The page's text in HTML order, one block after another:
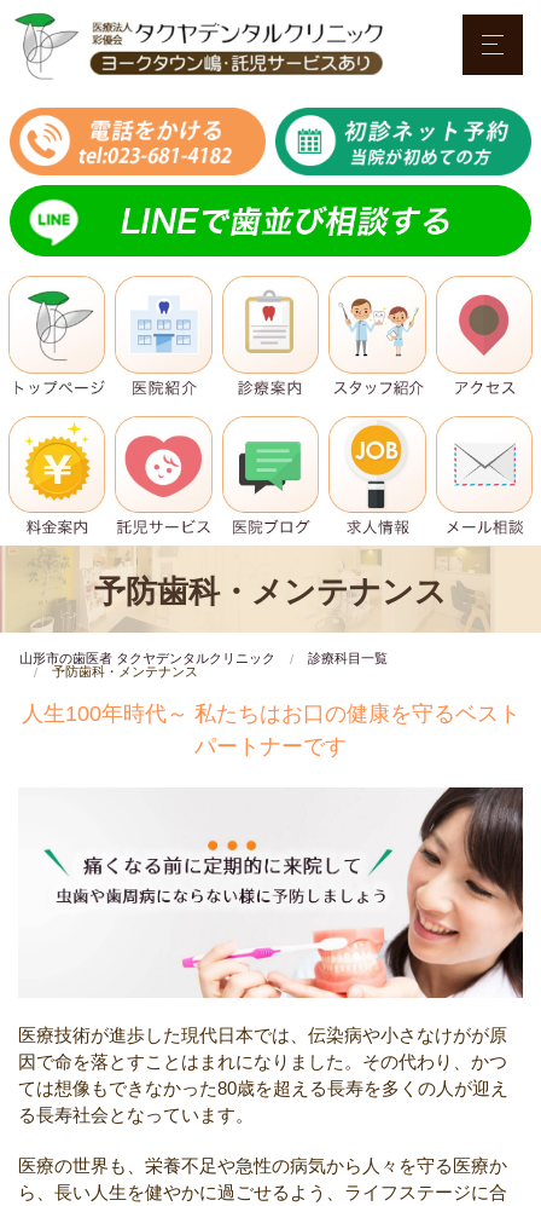
予防歯科・メンテナンス
山形市の歯医者 タクヤデンタルクリニック
診療科目一覧
予防歯科・メンテナンス
人生100年時代～ 私たちはお口の健康を守るベスト
パートナーです
医療技術が進歩した現代日本では、伝染病や小さなけがが原
因で命を落とすことはまれになりました。その代わり、かつ
ては想像もできなかった80歳を超える長寿を多くの人が迎え
る長寿社会となっています。
医療の世界も、栄養不足や急性の病気から人々を守る医療か
ら、長い人生を健やかに過ごせるよう、ライフステージに合